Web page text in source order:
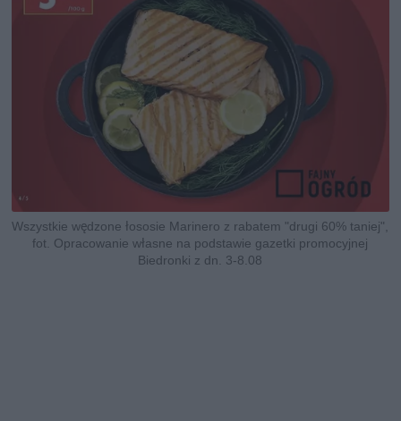
Wszystkie wędzone łososie Marinero z rabatem "drugi 60% taniej",
fot. Opracowanie własne na podstawie gazetki promocyjnej
Biedronki z dn. 3-8.08